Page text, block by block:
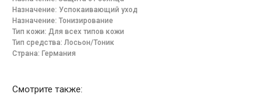
Назначение: Успокаивающий уход
Назначение: Тонизирование
Тип кожи: Для всех типов кожи
Тип средства: Лосьон/Тоник
Страна: Германия
Смотрите также: